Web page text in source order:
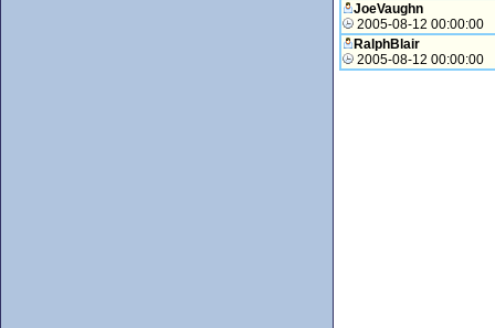
JoeVaughn
2005-08-12 00:00:00
RalphBlair
2005-08-12 00:00:00